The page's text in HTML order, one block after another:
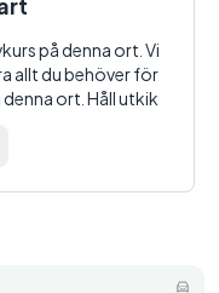
på denna ort. Vi
allt du behöver för
ort. Håll utkik!